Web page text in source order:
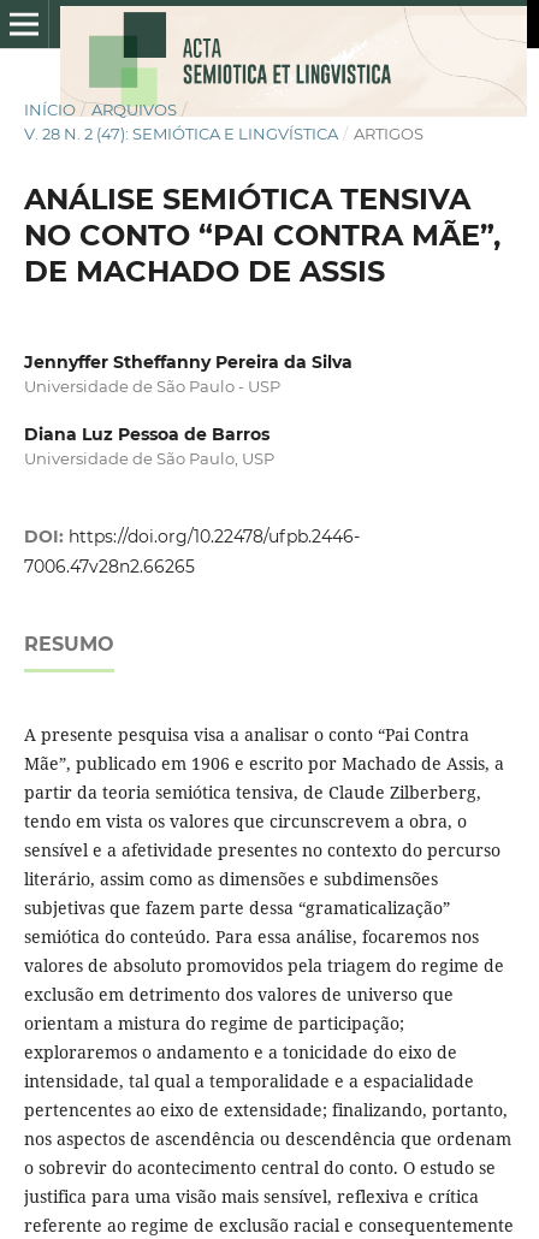
INÍCIO / ARQUIVOS /
V. 28 N. 2 (47): SEMIÓTICA E LINGVÍSTICA / ARTIGOS
ANÁLISE SEMIÓTICA TENSIVA
NO CONTO “PAI CONTRA MÃE”,
DE MACHADO DE ASSIS
Jennyffer Stheffanny Pereira da Silva
Universidade de São Paulo - USP
Diana Luz Pessoa de Barros
Universidade de São Paulo, USP
DOI: https://doi.org/10.22478/ufpb.2446-
7006.47v28n2.66265
RESUMO
A presente pesquisa visa a analisar o conto “Pai Contra
Mãe”, publicado em 1906 e escrito por Machado de Assis, a
partir da teoria semiótica tensiva, de Claude Zilberberg,
tendo em vista os valores que circunscrevem a obra, o
sensível e a afetividade presentes no contexto do percurso
literário, assim como as dimensões e subdimensões
subjetivas que fazem parte dessa “gramaticalização”
semiótica do conteúdo. Para essa análise, focaremos nos
valores de absoluto promovidos pela triagem do regime de
exclusão em detrimento dos valores de universo que
orientam a mistura do regime de participação;
exploraremos o andamento e a tonicidade do eixo de
intensidade, tal qual a temporalidade e a espacialidade
pertencentes ao eixo de extensidade; finalizando, portanto,
nos aspectos de ascendência ou descendência que ordenam
o sobrevir do acontecimento central do conto. O estudo se
justifica para uma visão mais sensível, reflexiva e crítica
referente ao regime de exclusão racial e consequentemente